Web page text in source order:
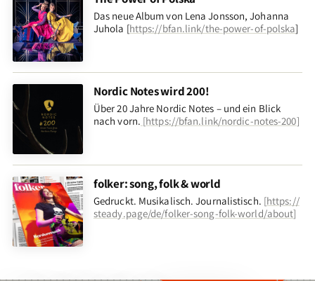
Das neue Album von Lena Jonsson, Johanna
Juhola [https://bfan.link/the-power-of-polska]
Nordic Notes wird 200!
Über 20 Jahre Nordic Notes – und ein Blick
nach vorn. [https://bfan.link/nordic-notes-200]
folker: song, folk & world
Gedruckt. Musikalisch. Journalistisch. [https://
steady.page/de/folker-song-folk-world/about]